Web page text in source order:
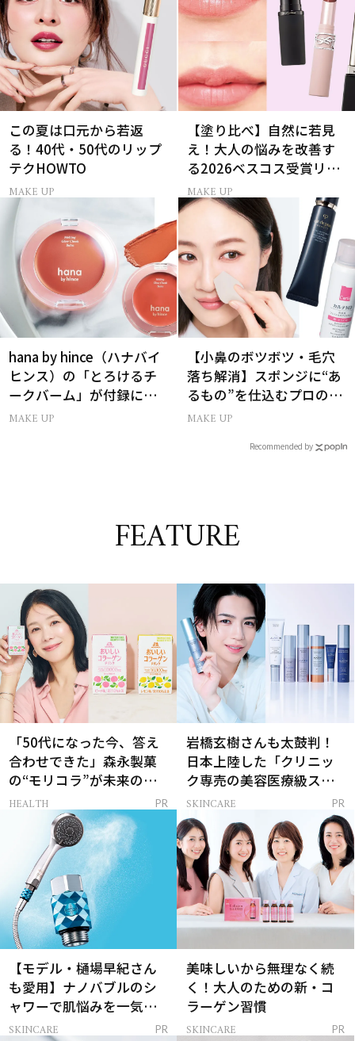
この夏は口元から若返
る！40代・50代のリップ
テクHOWTO
MAKE UP
【塗り比べ】自然に若見
え！大人の悩みを改善す
る2026ベスコス受賞リッ
プTOP3
MAKE UP
hana by hince（ハナバイ
ヒンス）の「とろけるチ
ークバーム」が付録に！
美ST2026年9月号付録情
MAKE UP
【小鼻のボツボツ・毛穴
落ち解消】スポンジに“あ
るもの”を仕込むプロの超
簡単メイクテク
MAKE UP
Recommended by
FEATURE
「50代になった今、答え
合わせできた」森永製菓
の“モリコラ”が未来のキ
レイを連れてくる！
HEALTH PR
岩橋玄樹さんも太鼓判！
日本上陸した「クリニッ
ク専売の美容医療級スキ
ンケア」
SKINCARE PR
【モデル・樋場早紀さん
も愛用】ナノバブルのシ
ャワーで肌悩みを一気に
解決
SKINCARE PR
美味しいから無理なく続
く！大人のための新・コ
ラーゲン習慣
SKINCARE PR